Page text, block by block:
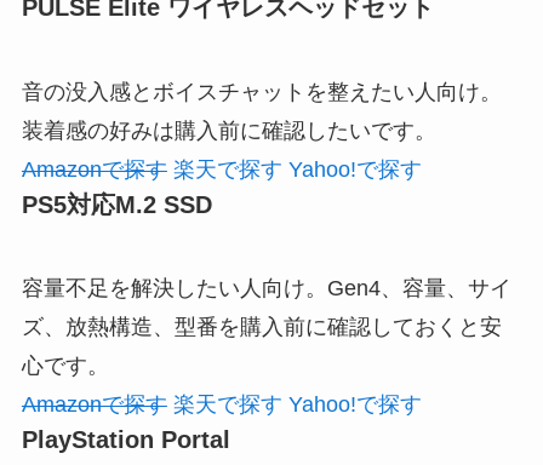
PULSE Elite ワイヤレスヘッドセット
音の没入感とボイスチャットを整えたい人向け。
装着感の好みは購入前に確認したいです。
Amazonで探す 楽天で探す Yahoo!で探す
PS5対応M.2 SSD
容量不足を解決したい人向け。Gen4、容量、サイ
ズ、放熱構造、型番を購入前に確認しておくと安
心です。
Amazonで探す 楽天で探す Yahoo!で探す
PlayStation Portal